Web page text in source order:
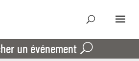
un événement